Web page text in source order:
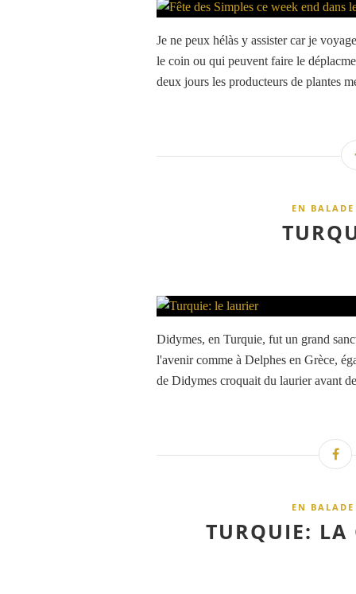
Je ne peux hélàs y assister car je
le coin ou qui peuvent faire le
deux jours les producteurs de plantes
EN
Didymes, en Turquie, fut un grand
l'avenir comme à Delphes en Grèce,
de Didymes croquait du laurier avant
EN
TURQUIE: LA